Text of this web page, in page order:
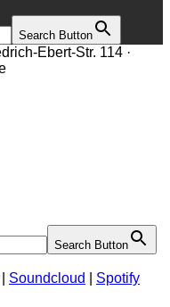
Search Button
Ebert-Str. 114 ·
Search Button
Soundcloud Spotify